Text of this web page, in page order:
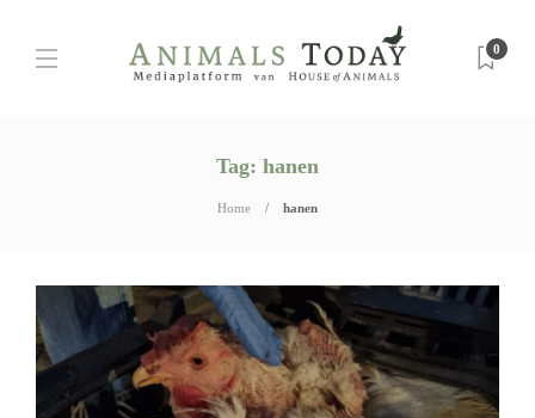
0
Tag: hanen
Home hanen